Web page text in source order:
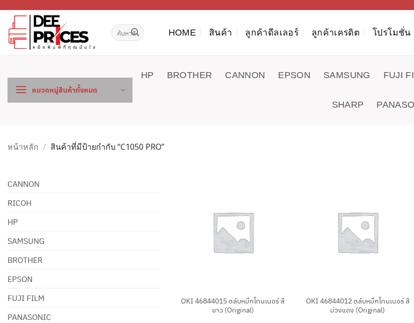
เนื้อหา
ค้นหา: HOME สินค้า ลูกค้าดีลเลอร์ ลูกค้าเครดิต โปรโมชั่น
หมวดหมู่สินค้าทั้งหมด
HP BROTHER CANNON EPSON SAMSUNG FUJI
SHARP
หน้าหลัก / สินค้าที่มีป้ายกำกับ “C1050 PRO”
CANNON
RICOH
HP
SAMSUNG
BROTHER
EPSON
FUJI FILM
PANASONIC
OKI 46844015 ตลับหมึกโทนเนอร์ สี
ขาว (Original)
OKI 46844012 ตลับหมึกโทนเนอร์ สี
ม่วงแดง (Original)